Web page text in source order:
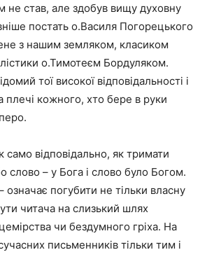
не став, але здобув вищу духовну
постать о.Василя Погорецького
з нашим земляком, класиком
о.Тимотеєм Бордуляком.
тої високої відповідальності і
плечі кожного, хто бере в руки
само відповідально, як тримати
слово – у Бога і слово було Богом.
означає погубити не тільки власну
читача на слизький шлях
чи бездумного гріха. На
письменників тільки тим і